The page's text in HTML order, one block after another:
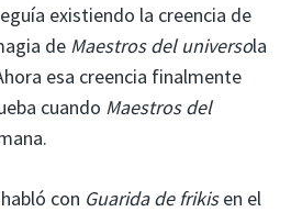
existiendo la creencia de
de Maestros del universola
esa creencia finalmente
cuando Maestros del
con Guarida de frikisen el